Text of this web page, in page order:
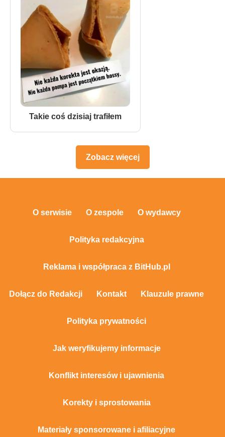
Takie coś dzisiaj trafiłem
Zobacz więcej
O serwisie O zespole O wydawcy
Polityka redakcyjna
Reklama i współpraca z BitHub.pl
Dołącz do Redakcji Kontakt Klauzule prawne
Polityka prywatności
Jak weryfikujemy informacje
Konflikt interesów i ujawnienia
Korekty i sprostowania
Materiały sponsorowane i afiliacyjne